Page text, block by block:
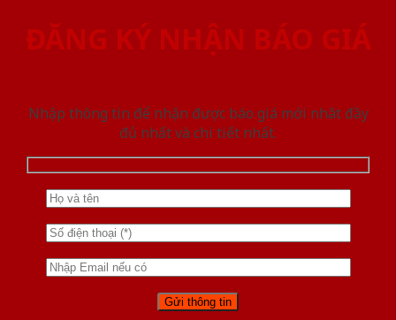
ĐĂNG KÝ NHẬN BÁO GIÁ
Nhập thông tin để nhận được báo giá mới nhât đầy
đủ nhất và chi tiết nhất.